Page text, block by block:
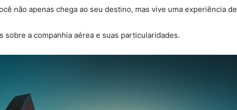
não apenas chega ao seu destino, mas vive uma experiência de
sobre a companhia aérea e suas particularidades.